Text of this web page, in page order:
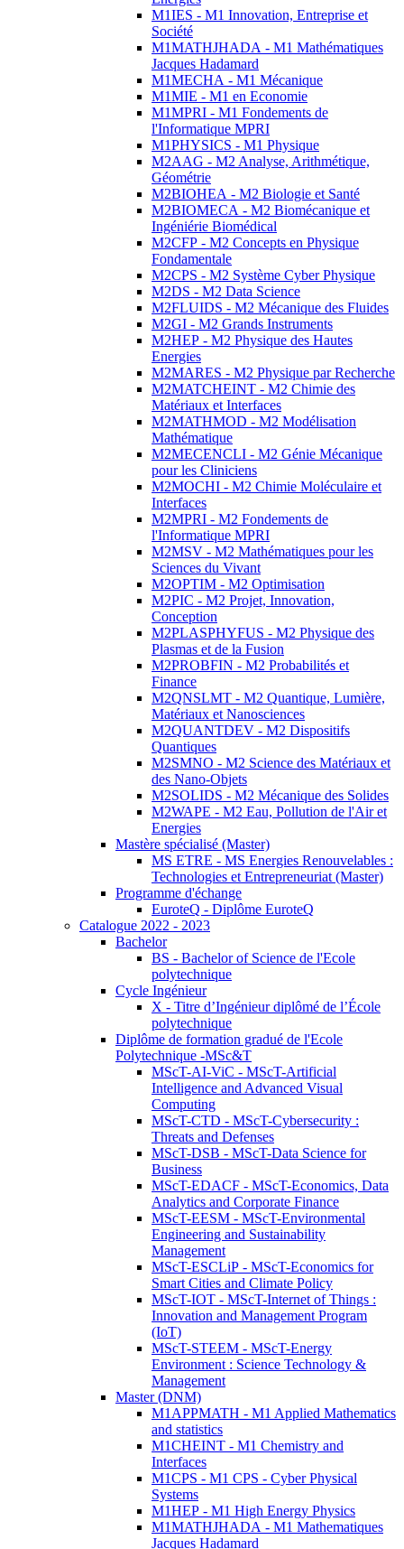
M1IES - M1 Innovation, Entreprise et
Société
M1MATHJHADA - M1 Mathématiques
Jacques Hadamard
M1MECHA - M1 Mécanique
M1MIE - M1 en Economie
M1MPRI - M1 Fondements de
l'Informatique MPRI
M1PHYSICS - M1 Physique
M2AAG - M2 Analyse, Arithmétique,
Géométrie
M2BIOHEA - M2 Biologie et Santé
M2BIOMECA - M2 Biomécanique et
Ingéniérie Biomédical
M2CFP - M2 Concepts en Physique
Fondamentale
M2CPS - M2 Système Cyber Physique
M2DS - M2 Data Science
M2FLUIDS - M2 Mécanique des Fluides
M2GI - M2 Grands Instruments
M2HEP - M2 Physique des Hautes
Energies
M2MARES - M2 Physique par Recherche
M2MATCHEINT - M2 Chimie des
Matériaux et Interfaces
M2MATHMOD - M2 Modélisation
Mathématique
M2MECENCLI - M2 Génie Mécanique
pour les Cliniciens
M2MOCHI - M2 Chimie Moléculaire et
Interfaces
M2MPRI - M2 Fondements de
l'Informatique MPRI
M2MSV - M2 Mathématiques pour les
Sciences du Vivant
M2OPTIM - M2 Optimisation
M2PIC - M2 Projet, Innovation,
Conception
M2PLASPHYFUS - M2 Physique des
Plasmas et de la Fusion
M2PROBFIN - M2 Probabilités et
Finance
M2QNSLMT - M2 Quantique, Lumière,
Matériaux et Nanosciences
M2QUANTDEV - M2 Dispositifs
Quantiques
M2SMNO - M2 Science des Matériaux et
des Nano-Objets
M2SOLIDS - M2 Mécanique des Solides
M2WAPE - M2 Eau, Pollution de l'Air et
Energies
Mastère spécialisé (Master)
MS ETRE - MS Energies Renouvelables :
Technologies et Entrepreneuriat (Master)
Programme d'échange
EuroteQ - Diplôme EuroteQ
Catalogue 2022 - 2023
Bachelor
BS - Bachelor of Science de l'Ecole
polytechnique
Cycle Ingénieur
X - Titre d’Ingénieur diplômé de l’École
polytechnique
Diplôme de formation gradué de l'Ecole
Polytechnique -MSc&T
MScT-AI-ViC - MScT-Artificial
Intelligence and Advanced Visual
Computing
MScT-CTD - MScT-Cybersecurity :
Threats and Defenses
MScT-DSB - MScT-Data Science for
Business
MScT-EDACF - MScT-Economics, Data
Analytics and Corporate Finance
MScT-EESM - MScT-Environmental
Engineering and Sustainability
Management
MScT-ESCLiP - MScT-Economics for
Smart Cities and Climate Policy
MScT-IOT - MScT-Internet of Things :
Innovation and Management Program
(IoT)
MScT-STEEM - MScT-Energy
Environment : Science Technology &
Management
Master (DNM)
M1APPMATH - M1 Applied Mathematics
and statistics
M1CHEINT - M1 Chemistry and
Interfaces
M1CPS - M1 CPS - Cyber Physical
Systems
M1HEP - M1 High Energy Physics
M1MATHJHADA - M1 Mathematiques
Jacques Hadamard